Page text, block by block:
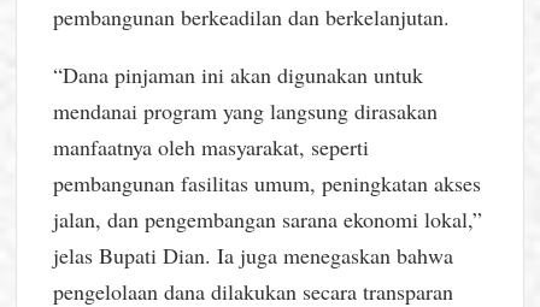
pembangunan berkeadilan dan berkelanjutan.
“Dana pinjaman ini akan digunakan untuk
mendanai program yang langsung dirasakan
manfaatnya oleh masyarakat, seperti
pembangunan fasilitas umum, peningkatan akses
jalan, dan pengembangan sarana ekonomi lokal,”
jelas Bupati Dian. Ia juga menegaskan bahwa
pengelolaan dana dilakukan secara transparan